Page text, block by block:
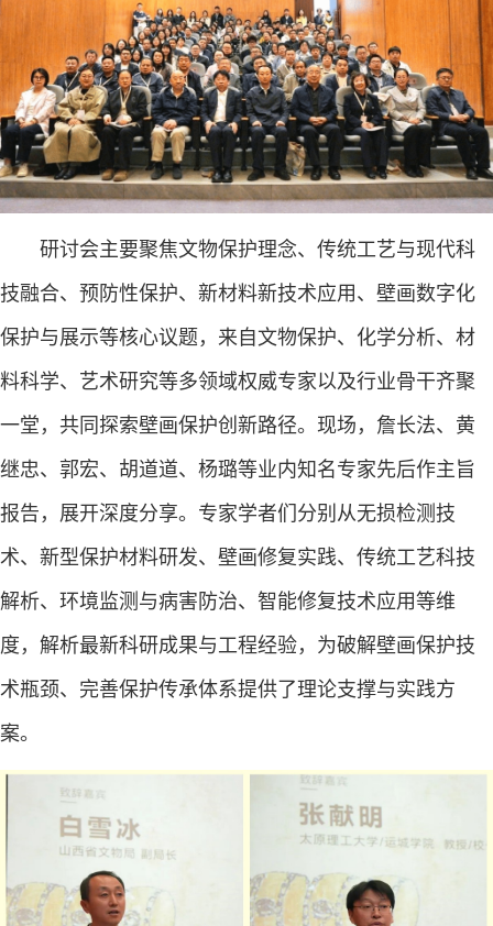
研讨会主要聚焦文物保护理念、传统工艺与现代科
技融合、预防性保护、新材料新技术应用、壁画数字化
保护与展示等核心议题，来自文物保护、化学分析、材
料科学、艺术研究等多领域权威专家以及行业骨干齐聚
一堂，共同探索壁画保护创新路径。现场，詹长法、黄
继忠、郭宏、胡道道、杨璐等业内知名专家先后作主旨
报告，展开深度分享。专家学者们分别从无损检测技
术、新型保护材料研发、壁画修复实践、传统工艺科技
解析、环境监测与病害防治、智能修复技术应用等维
度，解析最新科研成果与工程经验，为破解壁画保护技
术瓶颈、完善保护传承体系提供了理论支撑与实践方
案。